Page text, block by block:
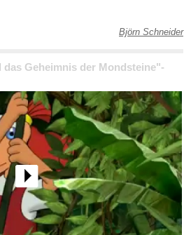
Björn Schneider
Geheimnis der Mondsteine"-